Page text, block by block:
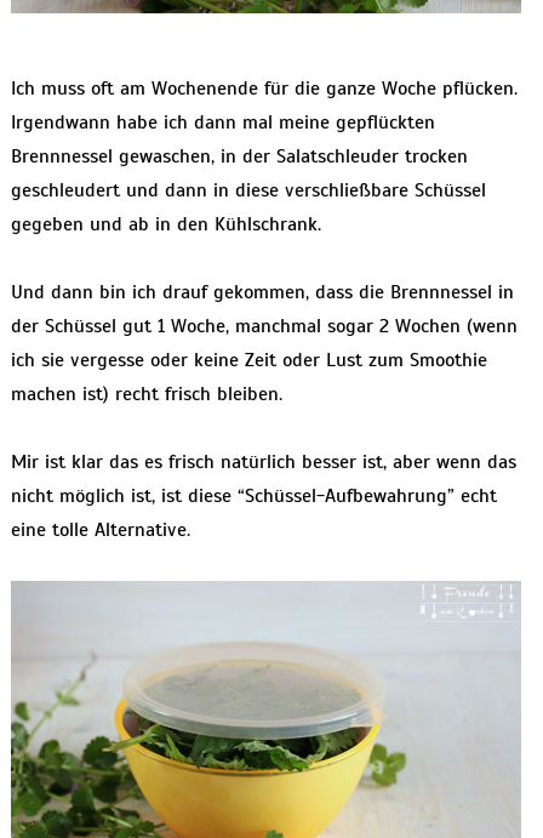
Ich muss oft am Wochenende für die ganze Woche pflücken.
Irgendwann habe ich dann mal meine gepflückten
Brennnessel gewaschen, in der Salatschleuder trocken
geschleudert und dann in diese verschließbare Schüssel
gegeben und ab in den Kühlschrank.
Und dann bin ich drauf gekommen, dass die Brennnessel in
der Schüssel gut 1 Woche, manchmal sogar 2 Wochen (wenn
ich sie vergesse oder keine Zeit oder Lust zum Smoothie
machen ist) recht frisch bleiben.
Mir ist klar das es frisch natürlich besser ist, aber wenn das
nicht möglich ist, ist diese “Schüssel-Aufbewahrung” echt
eine tolle Alternative.